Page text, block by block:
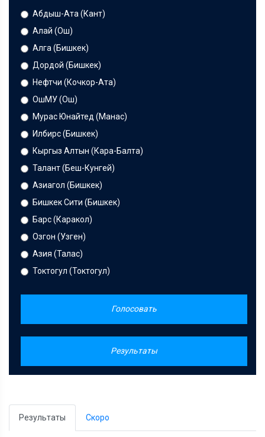
Абдыш-Ата (Кант)
Алай (Ош)
Алга (Бишкек)
Дордой (Бишкек)
Нефтчи (Кочкор-Ата)
ОшМУ (Ош)
Мурас Юнайтед (Манас)
Илбирс (Бишкек)
Кыргыз Алтын (Кара-Балта)
Талант (Беш-Кунгей)
Азиагол (Бишкек)
Бишкек Сити (Бишкек)
Барс (Каракол)
Озгон (Узген)
Азия (Талас)
Токтогул (Токтогул)
Голосовать
Результаты
Результаты Скоро